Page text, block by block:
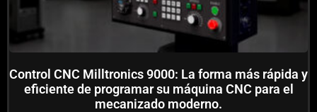
Control CNC Milltronics 9000: La forma más rápida y
eficiente de programar su máquina CNC para el
mecanizado moderno.